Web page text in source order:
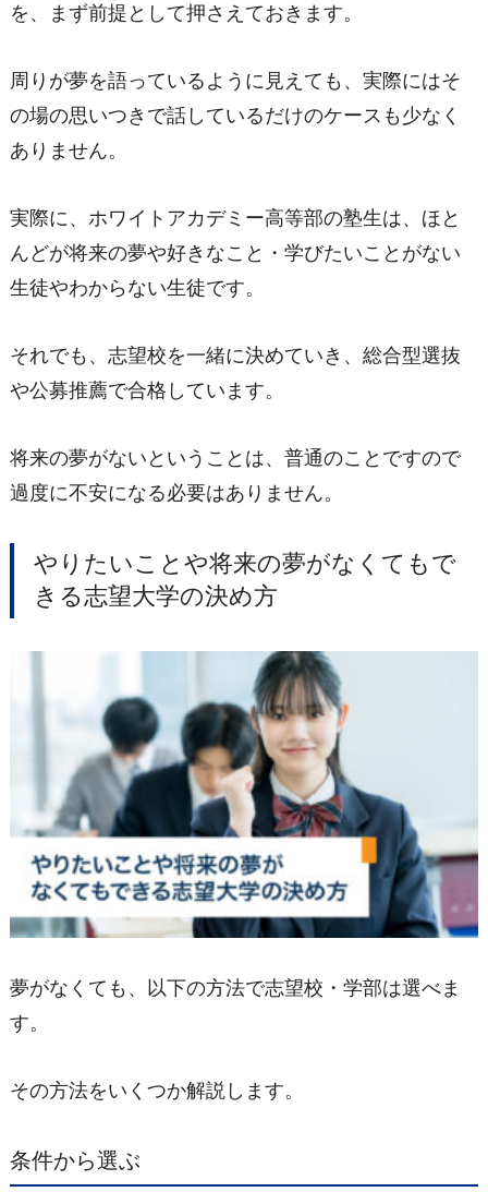
を、まず前提として押さえておきます。
周りが夢を語っているように見えても、実際にはそ
の場の思いつきで話しているだけのケースも少なく
ありません。
実際に、ホワイトアカデミー高等部の塾生は、ほと
んどが将来の夢や好きなこと・学びたいことがない
生徒やわからない生徒です。
それでも、志望校を一緒に決めていき、総合型選抜
や公募推薦で合格しています。
将来の夢がないということは、普通のことですので
過度に不安になる必要はありません。
やりたいことや将来の夢がなくてもで
きる志望大学の決め方
夢がなくても、以下の方法で志望校・学部は選べま
す。
その方法をいくつか解説します。
条件から選ぶ